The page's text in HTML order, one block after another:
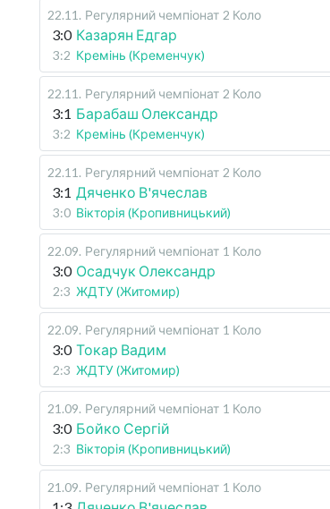
22.11 . Регулярний чемпіонат 2 Коло
3:0 Казарян Едгар
3:2 Кремінь (Кременчук)
22.11 . Регулярний чемпіонат 2 Коло
3:1 Барабаш Олександр
3:2 Кремінь (Кременчук)
22.11 . Регулярний чемпіонат 2 Коло
3:1 Дяченко В'ячеслав
3:0 Вікторія (Кропивницький)
22.09. Регулярний чемпіонат 1 Коло
3:0 Осадчук Олександр
2:3 ЖДТУ (Житомир)
22.09. Регулярний чемпіонат 1 Коло
3:0 Токар Вадим
2:3 ЖДТУ (Житомир)
21.09. Регулярний чемпіонат 1 Коло
3:0 Бойко Сергій
2:3 Вікторія (Кропивницький)
21.09. Регулярний чемпіонат 1 Коло